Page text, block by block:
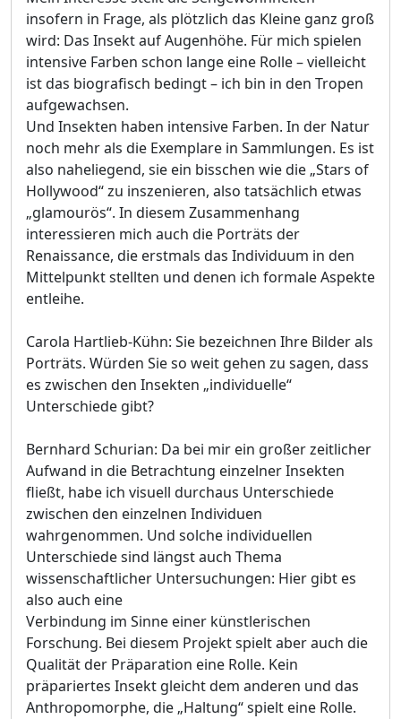
insofern in Frage, als plötzlich das Kleine ganz groß
wird: Das Insekt auf Augenhöhe. Für mich spielen
intensive Farben schon lange eine Rolle – vielleicht
ist das biografisch bedingt – ich bin in den Tropen
aufgewachsen.
Und Insekten haben intensive Farben. In der Natur
noch mehr als die Exemplare in Sammlungen. Es ist
also naheliegend, sie ein bisschen wie die „Stars of
Hollywood“ zu inszenieren, also tatsächlich etwas
„glamourös“. In diesem Zusammenhang
interessieren mich auch die Porträts der
Renaissance, die erstmals das Individuum in den
Mittelpunkt stellten und denen ich formale Aspekte
entleihe.
Carola Hartlieb-Kühn: Sie bezeichnen Ihre Bilder als
Porträts. Würden Sie so weit gehen zu sagen, dass
es zwischen den Insekten „individuelle“
Unterschiede gibt?
Bernhard Schurian: Da bei mir ein großer zeitlicher
Aufwand in die Betrachtung einzelner Insekten
fließt, habe ich visuell durchaus Unterschiede
zwischen den einzelnen Individuen
wahrgenommen. Und solche individuellen
Unterschiede sind längst auch Thema
wissenschaftlicher Untersuchungen: Hier gibt es
also auch eine
Verbindung im Sinne einer künstlerischen
Forschung. Bei diesem Projekt spielt aber auch die
Qualität der Präparation eine Rolle. Kein
präpariertes Insekt gleicht dem anderen und das
Anthropomorphe, die „Haltung“ spielt eine Rolle.